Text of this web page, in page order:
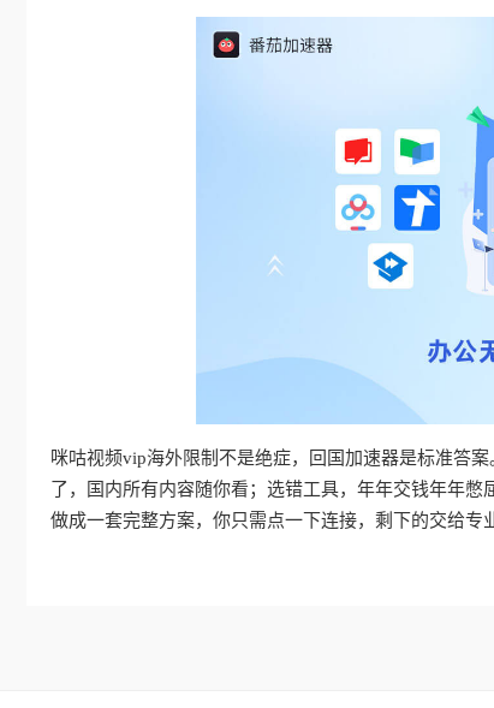
咪咕视频vip海外限制不是绝症，回国加速器是标准答
了，国内所有内容随你看；选错工具，年年交钱年年憋
做成一套完整方案，你只需点一下连接，剩下的交给专